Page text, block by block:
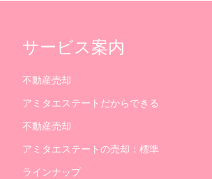
サービス案内
不動産売却
アミタエステートだからできる
不動産売却
アミタエステートの売却：標準
ラインナップ